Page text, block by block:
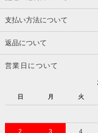
支払い方法について
返品について
営業日について
日
月 火
2 3 4